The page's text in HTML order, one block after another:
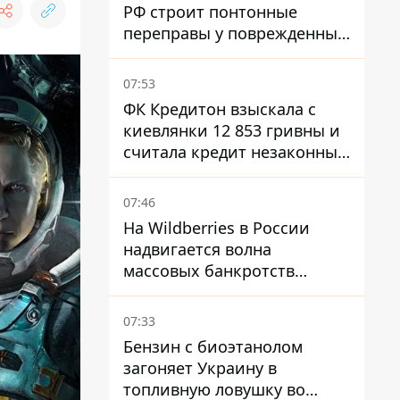
РФ строит понтонные
переправы у поврежденных
мостов на ТОТ
07:53
ФК Кредитон взыскала с
киевлянки 12 853 гривны и
считала кредит незаконным
- что решил суд
07:46
На Wildberries в России
надвигается волна
массовых банкротств
продавцов - Reuters
07:33
Бензин с биоэтанолом
загоняет Украину в
топливную ловушку во